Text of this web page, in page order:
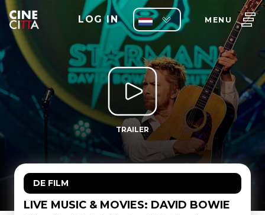
LOG IN MENU
TRAILER
DE FILM
LIVE MUSIC & MOVIES: DAVID BOWIE